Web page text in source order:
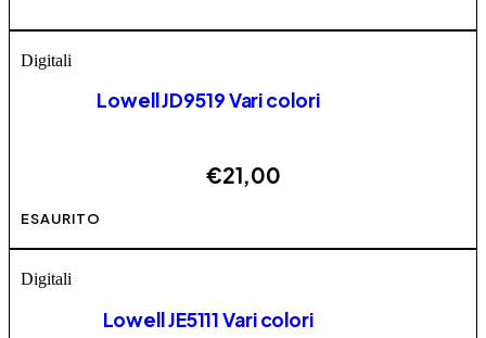
Digitali
Lowell JD9519 Vari colori
€21,00
ESAURITO
Digitali
Lowell JE5111 Vari colori